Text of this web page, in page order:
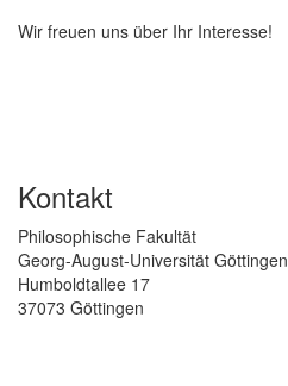
Wir freuen uns über Ihr Interesse!
Kontakt
Philosophische Fakultät
Georg-August-Universität Göttingen
Humboldtallee 17
37073 Göttingen